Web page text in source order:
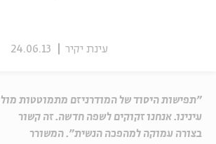
עינת יקיר 24.06.13
"תפישות היסוד של המודרניזם מתמוטטות מול
עינינו. אנחנו זקוקים לשפה חדשה. זה קשור
בצורה עמוקה למהפכה הנשית". המשורר